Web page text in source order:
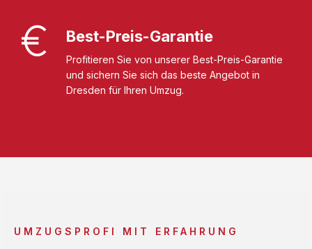
Best-Preis-Garantie
Profitieren Sie von unserer Best-Preis-Garantie
und sichern Sie sich das beste Angebot in
Dresden für Ihren Umzug.
UMZUGSPROFI MIT ERFAHRUNG